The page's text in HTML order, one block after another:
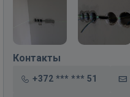
Контакты
+372 *** *** 51